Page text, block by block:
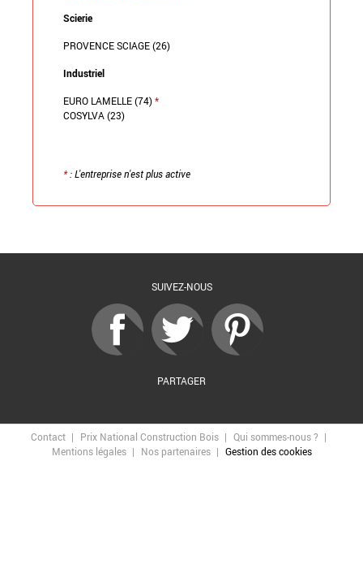
Scierie
PROVENCE SCIAGE (26)
Industriel
EURO LAMELLE (74)*
COSYLVA (23)
*: L'entreprise n'est plus active
SUIVEZ-NOUS
PARTAGER
Contact Prix National Construction Bois
Qui sommes-nous ?
Mentions légales
Nos partenaires Gestion des cookies